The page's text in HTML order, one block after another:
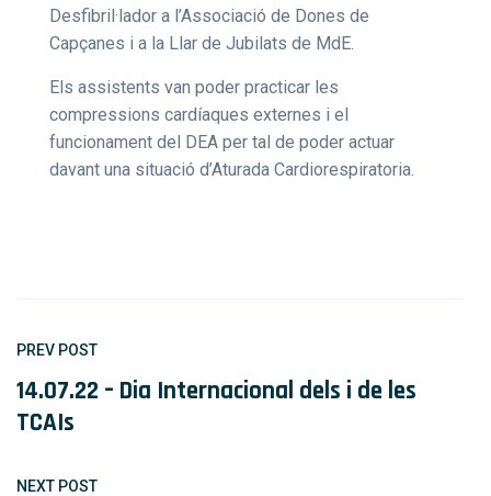
Desfibril·lador a l’Associació de Dones de
Capçanes i a la Llar de Jubilats de MdE.
Els assistents van poder practicar les
compressions cardíaques externes i el
funcionament del DEA per tal de poder actuar
davant una situació d’Aturada Cardiorespiratoria.
PREV POST
14.07.22 – Dia Internacional dels i de les
TCAIs
NEXT POST